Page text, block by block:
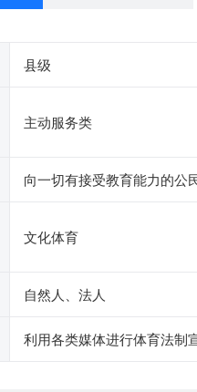
县级
主动服务类
向一切有接受教育能力的公
文化体育
自然人、法人
利用各类媒体进行体育法制